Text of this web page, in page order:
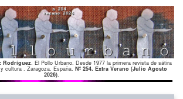
Rodríguez. El Pollo Urbano. Desde 1977 la primera revista de sátira
cultura . Zaragoza. España. Nº 254. Extra Verano (Julio Agosto
2026).